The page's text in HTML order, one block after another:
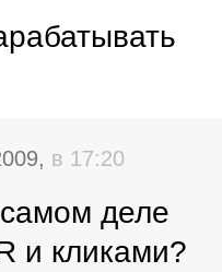
в 17:20
деле
и кликами?